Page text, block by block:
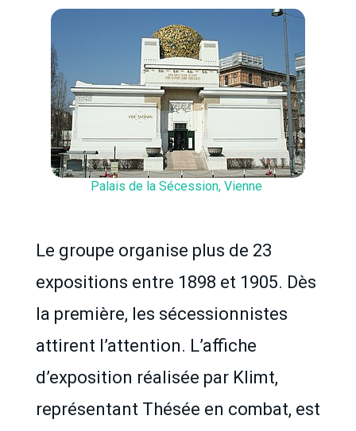
Palais de la Sécession, Vienne
Le groupe organise plus de 23
expositions entre 1898 et 1905. Dès
la première, les sécessionnistes
attirent l’attention. L’affiche
d’exposition réalisée par Klimt,
représentant Thésée en combat, est